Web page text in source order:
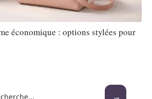
économique : options stylées pour